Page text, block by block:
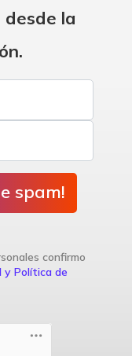
la
spam!
confirmo
y Política de